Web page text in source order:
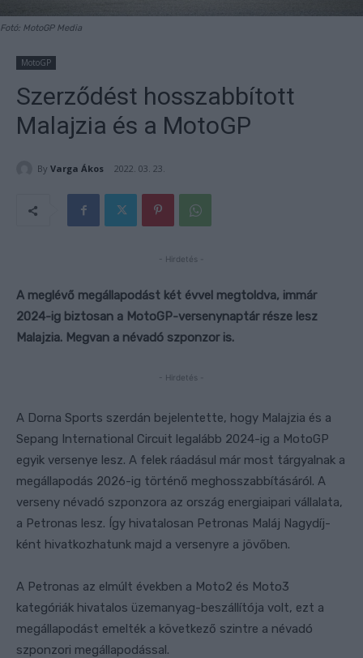
Fotó: MotoGP Media
MotoGP
Szerződést hosszabbított
Malajzia és a MotoGP
By Varga Ákos 2022. 03. 23.
- Hirdetés -
A meglévő megállapodást két évvel megtoldva, immár
2024-ig biztosan a MotoGP-versenynaptár része lesz
Malajzia. Megvan a névadó szponzor is.
- Hirdetés -
A Dorna Sports szerdán bejelentette, hogy Malajzia és a
Sepang International Circuit legalább 2024-ig a MotoGP
egyik versenye lesz. A felek ráadásul már most tárgyalnak a
megállapodás 2026-ig történő meghosszabbításáról. A
verseny névadó szponzora az ország energiaipari vállalata,
a Petronas lesz. Így hivatalosan Petronas Maláj Nagydíj-
ként hivatkozhatunk majd a versenyre a jövőben.
A Petronas az elmúlt években a Moto2 és Moto3
kategóriák hivatalos üzemanyag-beszállítója volt, ezt a
megállapodást emelték a következő szintre a névadó
szponzori megállapodással.